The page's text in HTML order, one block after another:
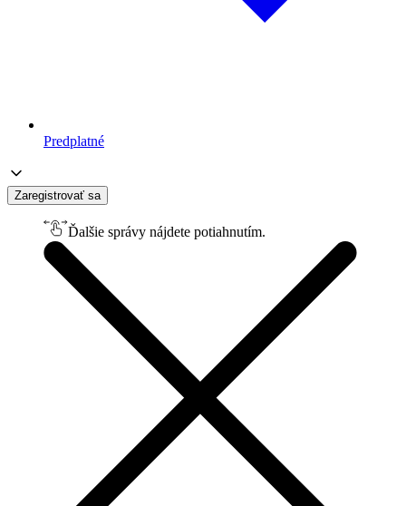
Predplatné
Zaregistrovať sa
Ďalšie správy nájdete potiahnutím.